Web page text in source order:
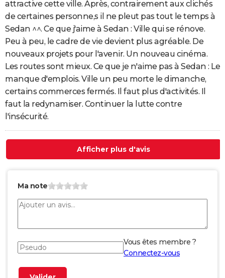
attractive cette ville. Après, contrairement aux clichés
de certaines personne,s il ne pleut pas tout le temps à
Sedan ^^. Ce que j'aime à Sedan : Ville qui se rénove.
Peu à peu, le cadre de vie devient plus agréable. De
nouveaux projets pour l'avenir. Un nouveau cinéma.
Les routes sont mieux. Ce que je n'aime pas à Sedan : Le
manque d'emplois. Ville un peu morte le dimanche,
certains commerces fermés. Il faut plus d'activités. Il
faut la redynamiser. Continuer la lutte contre
l'insécurité.
Afficher plus d'avis
Ma note
Vous êtes membre ?
Connectez-vous